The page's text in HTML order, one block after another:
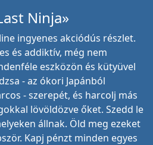
Ninja»
ingyenes akciódús részlet.
és addiktív, még nem
eszközön és kütyüvel
- az ókori Japánból
- szerepét, és harcolj más
lövöldözve őket. Szedd le
állnak. Öld meg ezeket
Kapj pénzt minden egyes